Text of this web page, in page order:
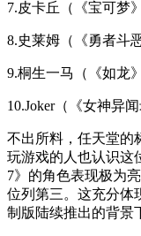
7.皮卡丘（《宝可梦
8.史莱姆（《勇者斗
9.桐生一马（《如龙
10.Joker（《女神异闻
不出所料，任天堂的
玩游戏的人也认识这
7》的角色表现极为
位列第三。这充分体
制版陆续推出的背景